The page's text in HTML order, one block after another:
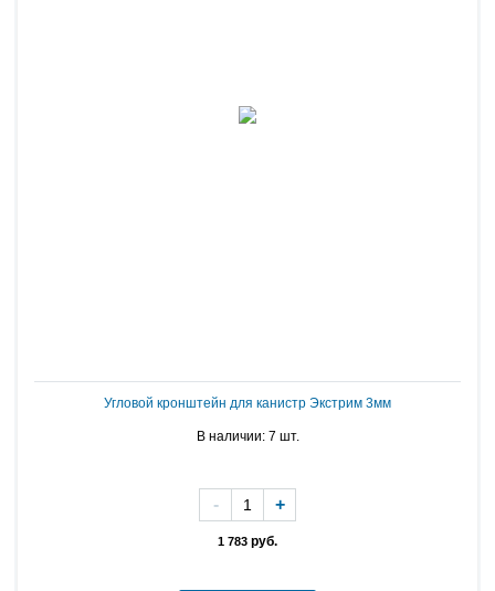
Угловой кронштейн для канистр Экстрим 3мм
В наличии: 7 шт.
1 783 руб.
- +